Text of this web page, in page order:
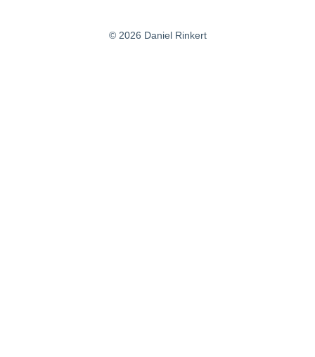
© 2026 Daniel Rinkert